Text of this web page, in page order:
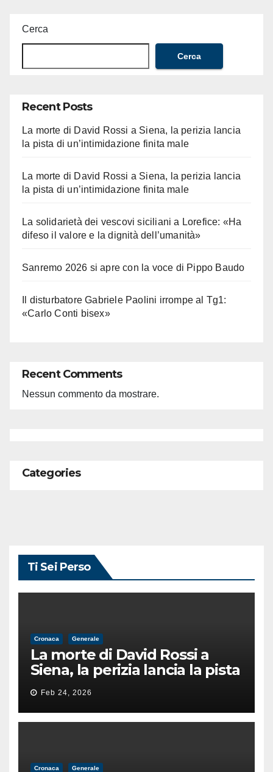
Cerca
Cerca
Recent Posts
La morte di David Rossi a Siena, la perizia lancia
la pista di un’intimidazione finita male
La morte di David Rossi a Siena, la perizia lancia
la pista di un’intimidazione finita male
La solidarietà dei vescovi siciliani a Lorefice: «Ha
difeso il valore e la dignità dell’umanità»
Sanremo 2026 si apre con la voce di Pippo Baudo
Il disturbatore Gabriele Paolini irrompe al Tg1:
«Carlo Conti bisex»
Recent Comments
Nessun commento da mostrare.
Categories
Ti Sei Perso
Cronaca Generale
La morte di David Rossi a
Siena, la perizia lancia la pista
di un’intimidazione finita
male
Feb 24, 2026
Cronaca Generale